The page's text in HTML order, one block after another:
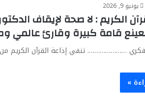
يونيو 9, 2026
الكريم : لا صحة لإيقاف
قامة كبيرة وقارئ عالمي
…………………. تنفي إذاعة القرآن الكريم من
»